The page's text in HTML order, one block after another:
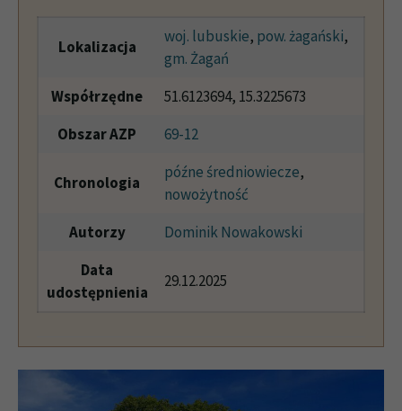
Lokalizacja
woj. lubuskie, pow. żagański,
gm. Żagań
Współrzędne
51.6123694, 15.3225673
Obszar AZP
69-12
Chronologia
późne średniowiecze,
nowożytność
Autorzy
Dominik Nowakowski
Data
udostępnienia
29.12.2025